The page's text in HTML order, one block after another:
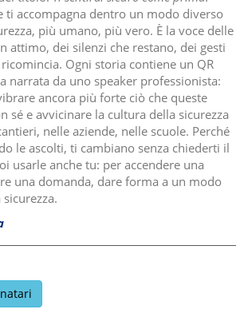
ti accompagna dentro un modo diverso
più umano, più vero. È la voce delle
attimo, dei silenzi che restano, dei gesti
Ogni storia contiene un QR
narrata da uno speaker professionista:
ancora più forte ciò che queste
sé e avvicinare la cultura della sicurezza
nelle aziende, nelle scuole. Perché
le ascolti, ti cambiano senza chiederti il
usarle anche tu: per accendere una
una domanda, dare forma a un modo